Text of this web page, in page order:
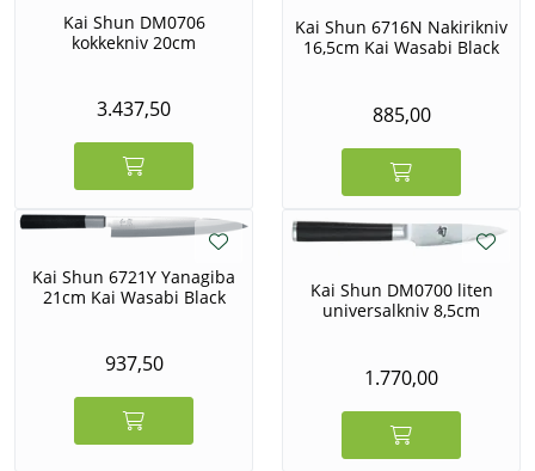
Kai Shun DM0706
kokkekniv 20cm
3.437,50
Kai Shun 6716N Nakirikniv
16,5cm Kai Wasabi Black
885,00
Kai Shun 6721Y Yanagiba
21cm Kai Wasabi Black
937,50
Kai Shun DM0700 liten
universalkniv 8,5cm
1.770,00